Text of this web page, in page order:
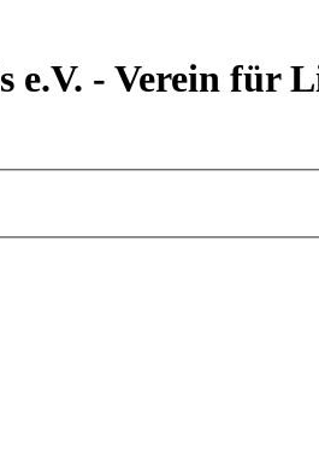
e.V. - Verein für